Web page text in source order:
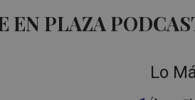
EN PLAZA
Lo